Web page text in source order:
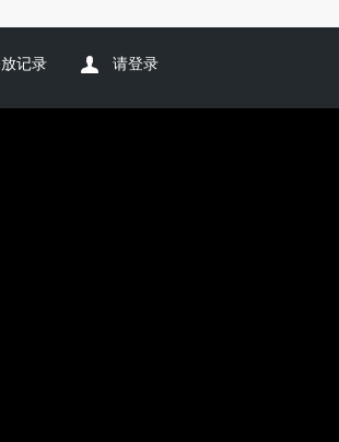
记录 请登录